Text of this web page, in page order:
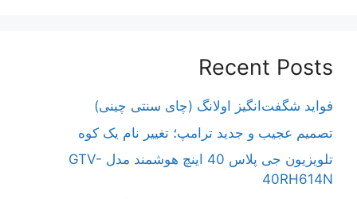
Recent Posts
فواید شگفت‌انگیز اولانگ (چای سنتی چینی)
تصمیم عجیب و جدید ترامپ؛ تغییر نام یک کوه
تلویزیون جی پلاس 40 اینچ هوشمند مدل GTV-
40RH614N